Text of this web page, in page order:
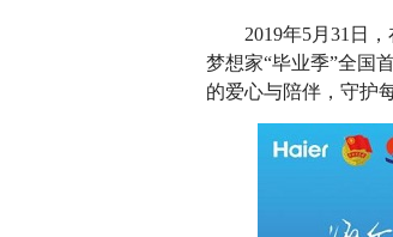
2019年5月31日，
梦想家“毕业季”全国
的爱心与陪伴，守护